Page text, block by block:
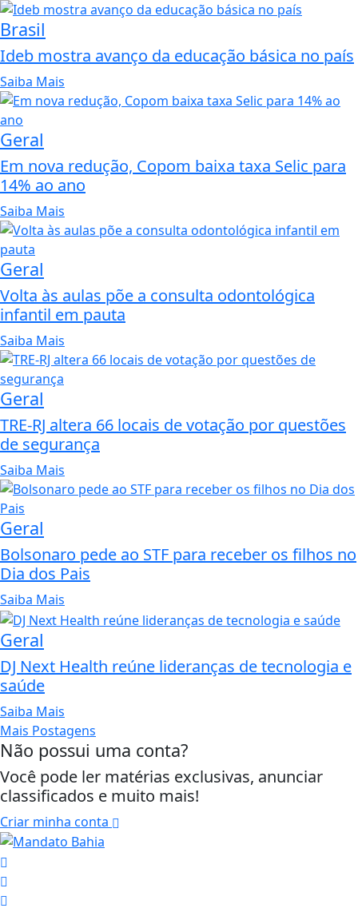
Brasil
Ideb mostra avanço da educação básica no país
Saiba Mais
Geral
Em nova redução, Copom baixa taxa Selic para
14% ao ano
Saiba Mais
Geral
Volta às aulas põe a consulta odontológica
infantil em pauta
Saiba Mais
Geral
TRE-RJ altera 66 locais de votação por questões
de segurança
Saiba Mais
Geral
Bolsonaro pede ao STF para receber os filhos no
Dia dos Pais
Saiba Mais
Geral
DJ Next Health reúne lideranças de tecnologia e
saúde
Saiba Mais
Mais Postagens
Não possui uma conta?
Você pode ler matérias exclusivas, anunciar
classificados e muito mais!
Criar minha conta